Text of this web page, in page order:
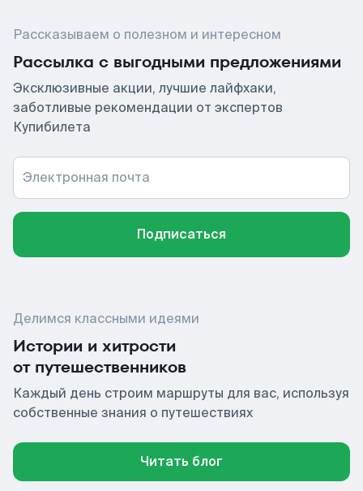
Рассказываем о полезном и интересном
Рассылка с выгодными предложениями
Эксклюзивные акции, лучшие лайфхаки,
заботливые рекомендации от экспертов
Купибилета
Электронная почта
Подписаться
Делимся классными идеями
Истории и хитрости
от путешественников
Каждый день строим маршруты для вас, используя
собственные знания о путешествиях
Читать блог